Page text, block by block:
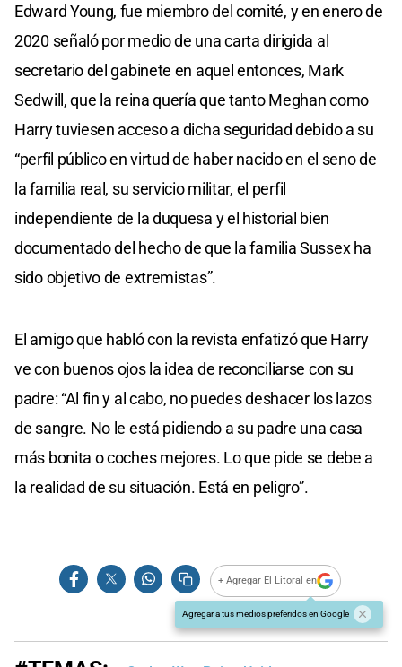
Edward Young, fue miembro del comité, y en enero de
2020 señaló por medio de una carta dirigida al
secretario del gabinete en aquel entonces, Mark
Sedwill, que la reina quería que tanto Meghan como
Harry tuviesen acceso a dicha seguridad debido a su
“perfil público en virtud de haber nacido en el seno de
la familia real, su servicio militar, el perfil
independiente de la duquesa y el historial bien
documentado del hecho de que la familia Sussex ha
sido objetivo de extremistas”.
El amigo que habló con la revista enfatizó que Harry
ve con buenos ojos la idea de reconciliarse con su
padre: “Al fin y al cabo, no puedes deshacer los lazos
de sangre. No le está pidiendo a su padre una casa
más bonita o coches mejores. Lo que pide se debe a
la realidad de su situación. Está en peligro”.
+ Agregar El Litoral en
Agregar a tus medios preferidos en Google